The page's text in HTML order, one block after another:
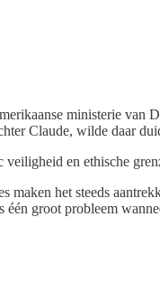
ministerie van
Claude, wilde daar
en ethische
het steeds
groot probleem